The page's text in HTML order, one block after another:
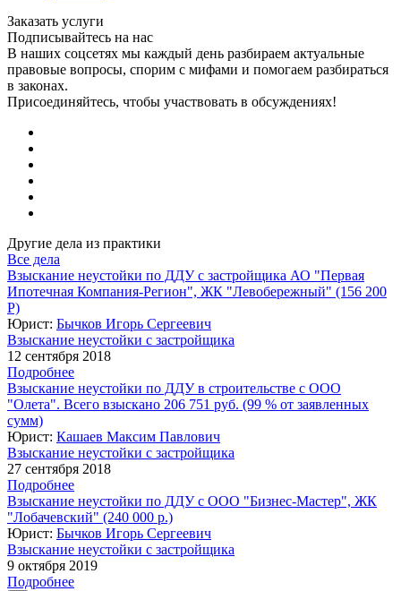
Заказать услуги
Подписывайтесь на нас
В наших соцсетях мы каждый день разбираем актуальные
правовые вопросы, спорим с мифами и помогаем разбираться
в законах.
Присоединяйтесь, чтобы участвовать в обсуждениях!
Другие дела из практики
Все дела
Взыскание неустойки по ДДУ с застройщика АО "Первая
Ипотечная Компания-Регион", ЖК "Левобережный" (156 200
Р)
Юрист: Бычков Игорь Сергеевич
Взыскание неустойки с застройщика
12 сентября 2018
Подробнее
Взыскание неустойки по ДДУ в строительстве с ООО
"Олета". Всего взыскано 206 751 руб. (99 % от заявленных
сумм)
Юрист: Кашаев Максим Павлович
Взыскание неустойки с застройщика
27 сентября 2018
Подробнее
Взыскание неустойки по ДДУ с ООО "Бизнес-Мастер", ЖК
"Лобачевский" (240 000 р.)
Юрист: Бычков Игорь Сергеевич
Взыскание неустойки с застройщика
9 октября 2019
Подробнее